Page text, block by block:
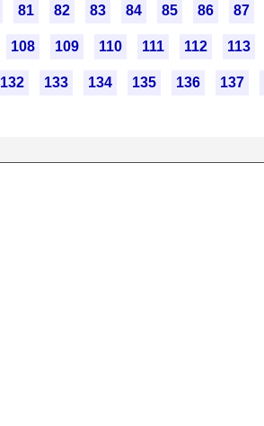
81 82 83 84 85 86 87
108 109 110 111 112 113
132 133 134 135 136 137